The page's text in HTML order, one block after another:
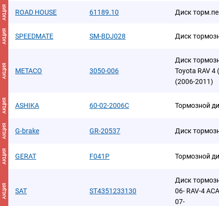
АКЦИЯ ROAD HOUSE 61189.10 Диск
АКЦИЯ SPEEDMATE SM-BDJ028 Диск
АКЦИЯ METACO 3050-006
Диск
Toyota RAV 4
(2006-2011)
АКЦИЯ ASHIKA 60-02-2006C Тормозной
АКЦИЯ G-brake GR-20537 Диск
АКЦИЯ GERAT F041P Тормозной
АКЦИЯ SAT ST4351233130
Диск
06- RAV-4
07-